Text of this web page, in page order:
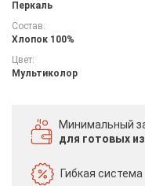
Перкаль
Состав:
Хлопок 100%
Цвет:
Мультиколор
Минимальный
для готовых
Гибкая система